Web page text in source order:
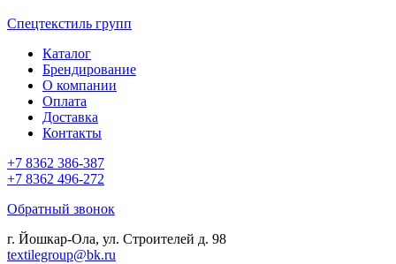
Спецтекстиль групп
Каталог
Брендирование
О компании
Оплата
Доставка
Контакты
+7 8362 386-387
+7 8362 496-272
Обратный звонок
г. Йошкар-Ола, ул. Строителей д. 98
textilegroup@bk.ru